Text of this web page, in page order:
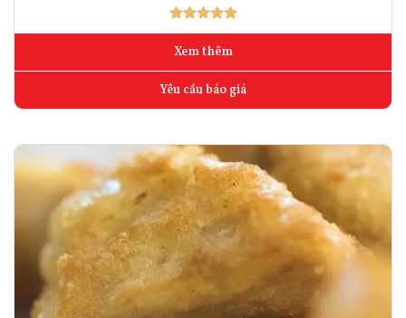
Xem thêm
Yêu cầu báo giá